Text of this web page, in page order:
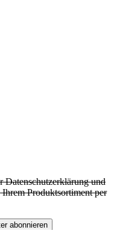
Datenschutzerklärung und
Produktsortiment per
abonnieren